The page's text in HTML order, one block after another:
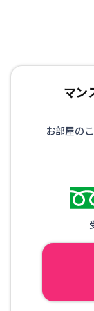
マン
お部屋の